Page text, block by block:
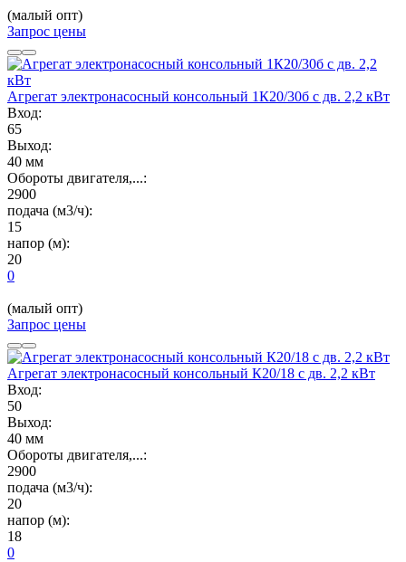
(малый опт)
Запрос цены
Агрегат электронасосный консольный 1К20/30б с дв. 2,2 кВт
Вход:
65
Выход:
40 мм
Обороты двигателя,...:
2900
подача (м3/ч):
15
напор (м):
20
0
(малый опт)
Запрос цены
Агрегат электронасосный консольный К20/18 с дв. 2,2 кВт
Вход:
50
Выход:
40 мм
Обороты двигателя,...:
2900
подача (м3/ч):
20
напор (м):
18
0